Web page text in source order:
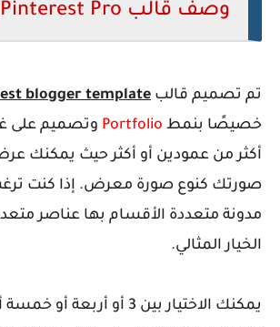
وصف قالب Gallery Pinterest Pro
تم تصميم قالب blogger template
خصيصًا بنمط Portfolio وتصميم على
أكثر من عمودين أو أكثر حيث يمكنك
صورتك كنوع صورة معرض. إذا كنت
مدونة متعددة الأقسام بها عناصر
الخيار المثالي.
يمكنك الاختيار بين 3 أو